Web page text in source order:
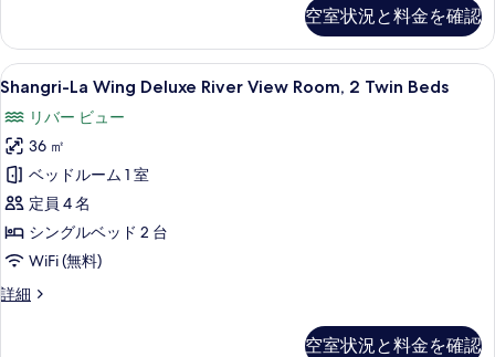
べ
て
の
写
真
を
表
示
す
River
View
Room,
King
Bed
の
詳
細
空室状況と料金を確認
Shangri-
La
Wing
Deluxe
River
View
Room,
2
Beds
Shangri-La Wing Deluxe River View
8
Shangri-La Wing Deluxe River View Room, 2 Twin Beds
リバー ビュー
36 ㎡
ベッドルーム 1 室
定員 4 名
シングルベッド 2 台
WiFi (無料)
詳細
Shangri-
空室状況と料金を確認